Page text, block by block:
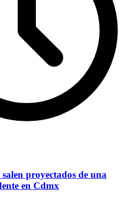
proyectados de una
en Cdmx